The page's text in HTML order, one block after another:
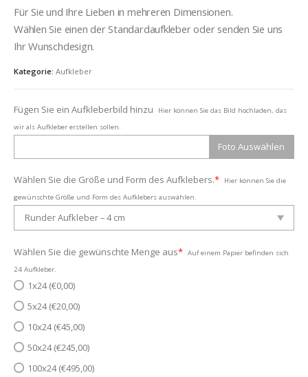
Für Sie und Ihre Lieben in mehreren Dimensionen.
Wählen Sie einen der Standardaufkleber oder senden Sie uns
Ihr Wunschdesign.
Kategorie: Aufkleber
Fügen Sie ein Aufkleberbild hinzu
Hier können Sie das Bild hochladen, das
wir als Aufkleber erstellen sollen.
Foto Auswählen
Wählen Sie die Größe und Form des Aufklebers.*
Hier können Sie die
gewünschte Größe und Form des Aufklebers auswählen.
Wählen Sie die gewünschte Menge aus* Auf einem Papier befinden sich
24 Aufkleber.
1x24 (€0,00)
5x24 (€20,00)
10x24 (€45,00)
50x24 (€245,00)
100x24 (€495,00)